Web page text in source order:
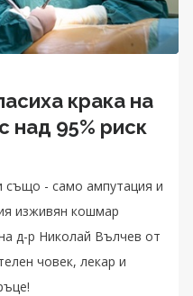
крака на
над 95% риск
също - само ампутация и
изживян кошмар
д-р Николай Вълчев от
човек, лекар и